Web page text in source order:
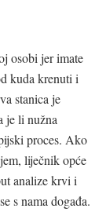
osobi jer imate
kuda krenuti i
stanica je
je li nužna
proces. Ako
liječnik opće
analize krvi i
s nama događa.